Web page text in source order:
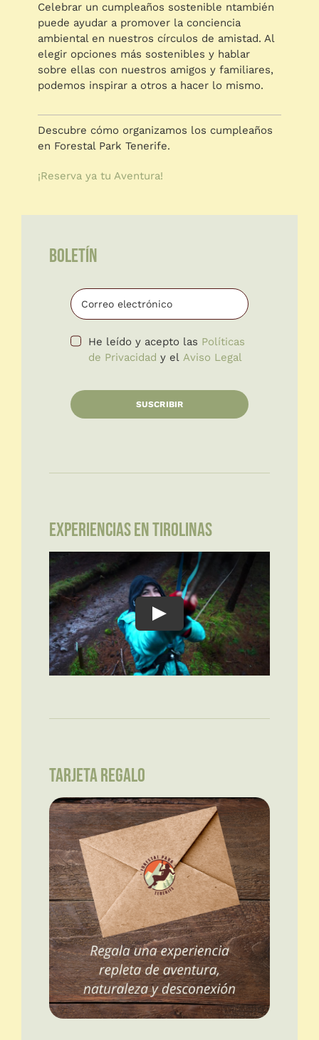
Celebrar un cumpleaños sostenible ntambién
puede ayudar a promover la conciencia
ambiental en nuestros círculos de amistad. Al
elegir opciones más sostenibles y hablar
sobre ellas con nuestros amigos y familiares,
podemos inspirar a otros a hacer lo mismo.
Descubre cómo organizamos los cumpleaños
en Forestal Park Tenerife.
¡Reserva ya tu Aventura!
BOLETÍN
He leído y acepto las Políticas
de Privacidad y el Aviso Legal
SUSCRIBIR
EXPERIENCIAS EN TIROLINAS
TARJETA REGALO